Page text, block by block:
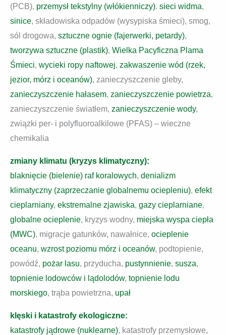
(PCB), przemysł tekstylny (włókienniczy). sieci widma,
sinice, składowiska odpadów (wysypiska śmieci), smog,
sól drogowa, sztuczne ognie (fajerwerki, petardy),
tworzywa sztuczne (plastik), Wielka Pacyficzna Plama
Śmieci, wycieki ropy naftowej, zakwaszenie wód (rzek,
jezior, mórz i oceanów), zanieczyszczenie gleby,
zanieczyszczenie hałasem, zanieczyszczenie powietrza,
zanieczyszczenie światłem, zanieczyszczenie wody,
związki per- i polyfluoroalkilowe (PFAS) – wieczne
chemikalia
zmiany klimatu (kryzys klimatyczny):
blaknięcie (bielenie) raf koralowych, denializm
klimatyczny (zaprzeczanie globalnemu ociepleniu), efekt
cieplarniany, ekstremalne zjawiska, gazy cieplarniane,
globalne ocieplenie, kryzys wodny, miejska wyspa ciepła
(MWC), migracje gatunków, nawałnice, ocieplenie
oceanu, wzrost poziomu mórz i oceanów, podtopienie,
powódź, pożar lasu, przyducha, pustynnienie, susza,
topnienie lodowców i lądolodów, topnienie lodu
morskiego, trąba powietrzna, upał
klęski i katastrofy ekologiczne:
katastrofy jądrowe (nuklearne), katastrofy przemysłowe,